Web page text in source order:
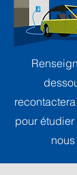
pour